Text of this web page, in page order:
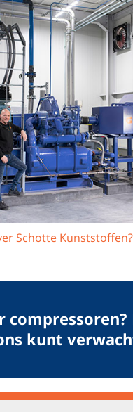
Schotte Kunststoffen?
compressoren?
kunt